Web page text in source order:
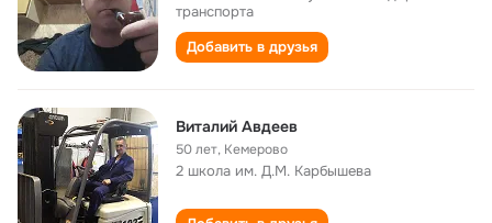
транспорта
Добавить в друзья
Виталий Авдеев
50 лет, Кемерово
2 школа им. Д.М. Карбышева